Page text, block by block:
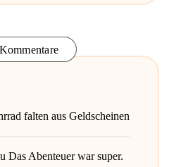
falten aus Geldscheinen
Das Abenteuer war super.